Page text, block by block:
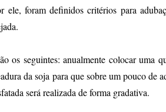
ele, foram definidos critérios para
os seguintes: anualmente colocar uma
da soja para que sobre um pouco de
será realizada de forma gradativa.